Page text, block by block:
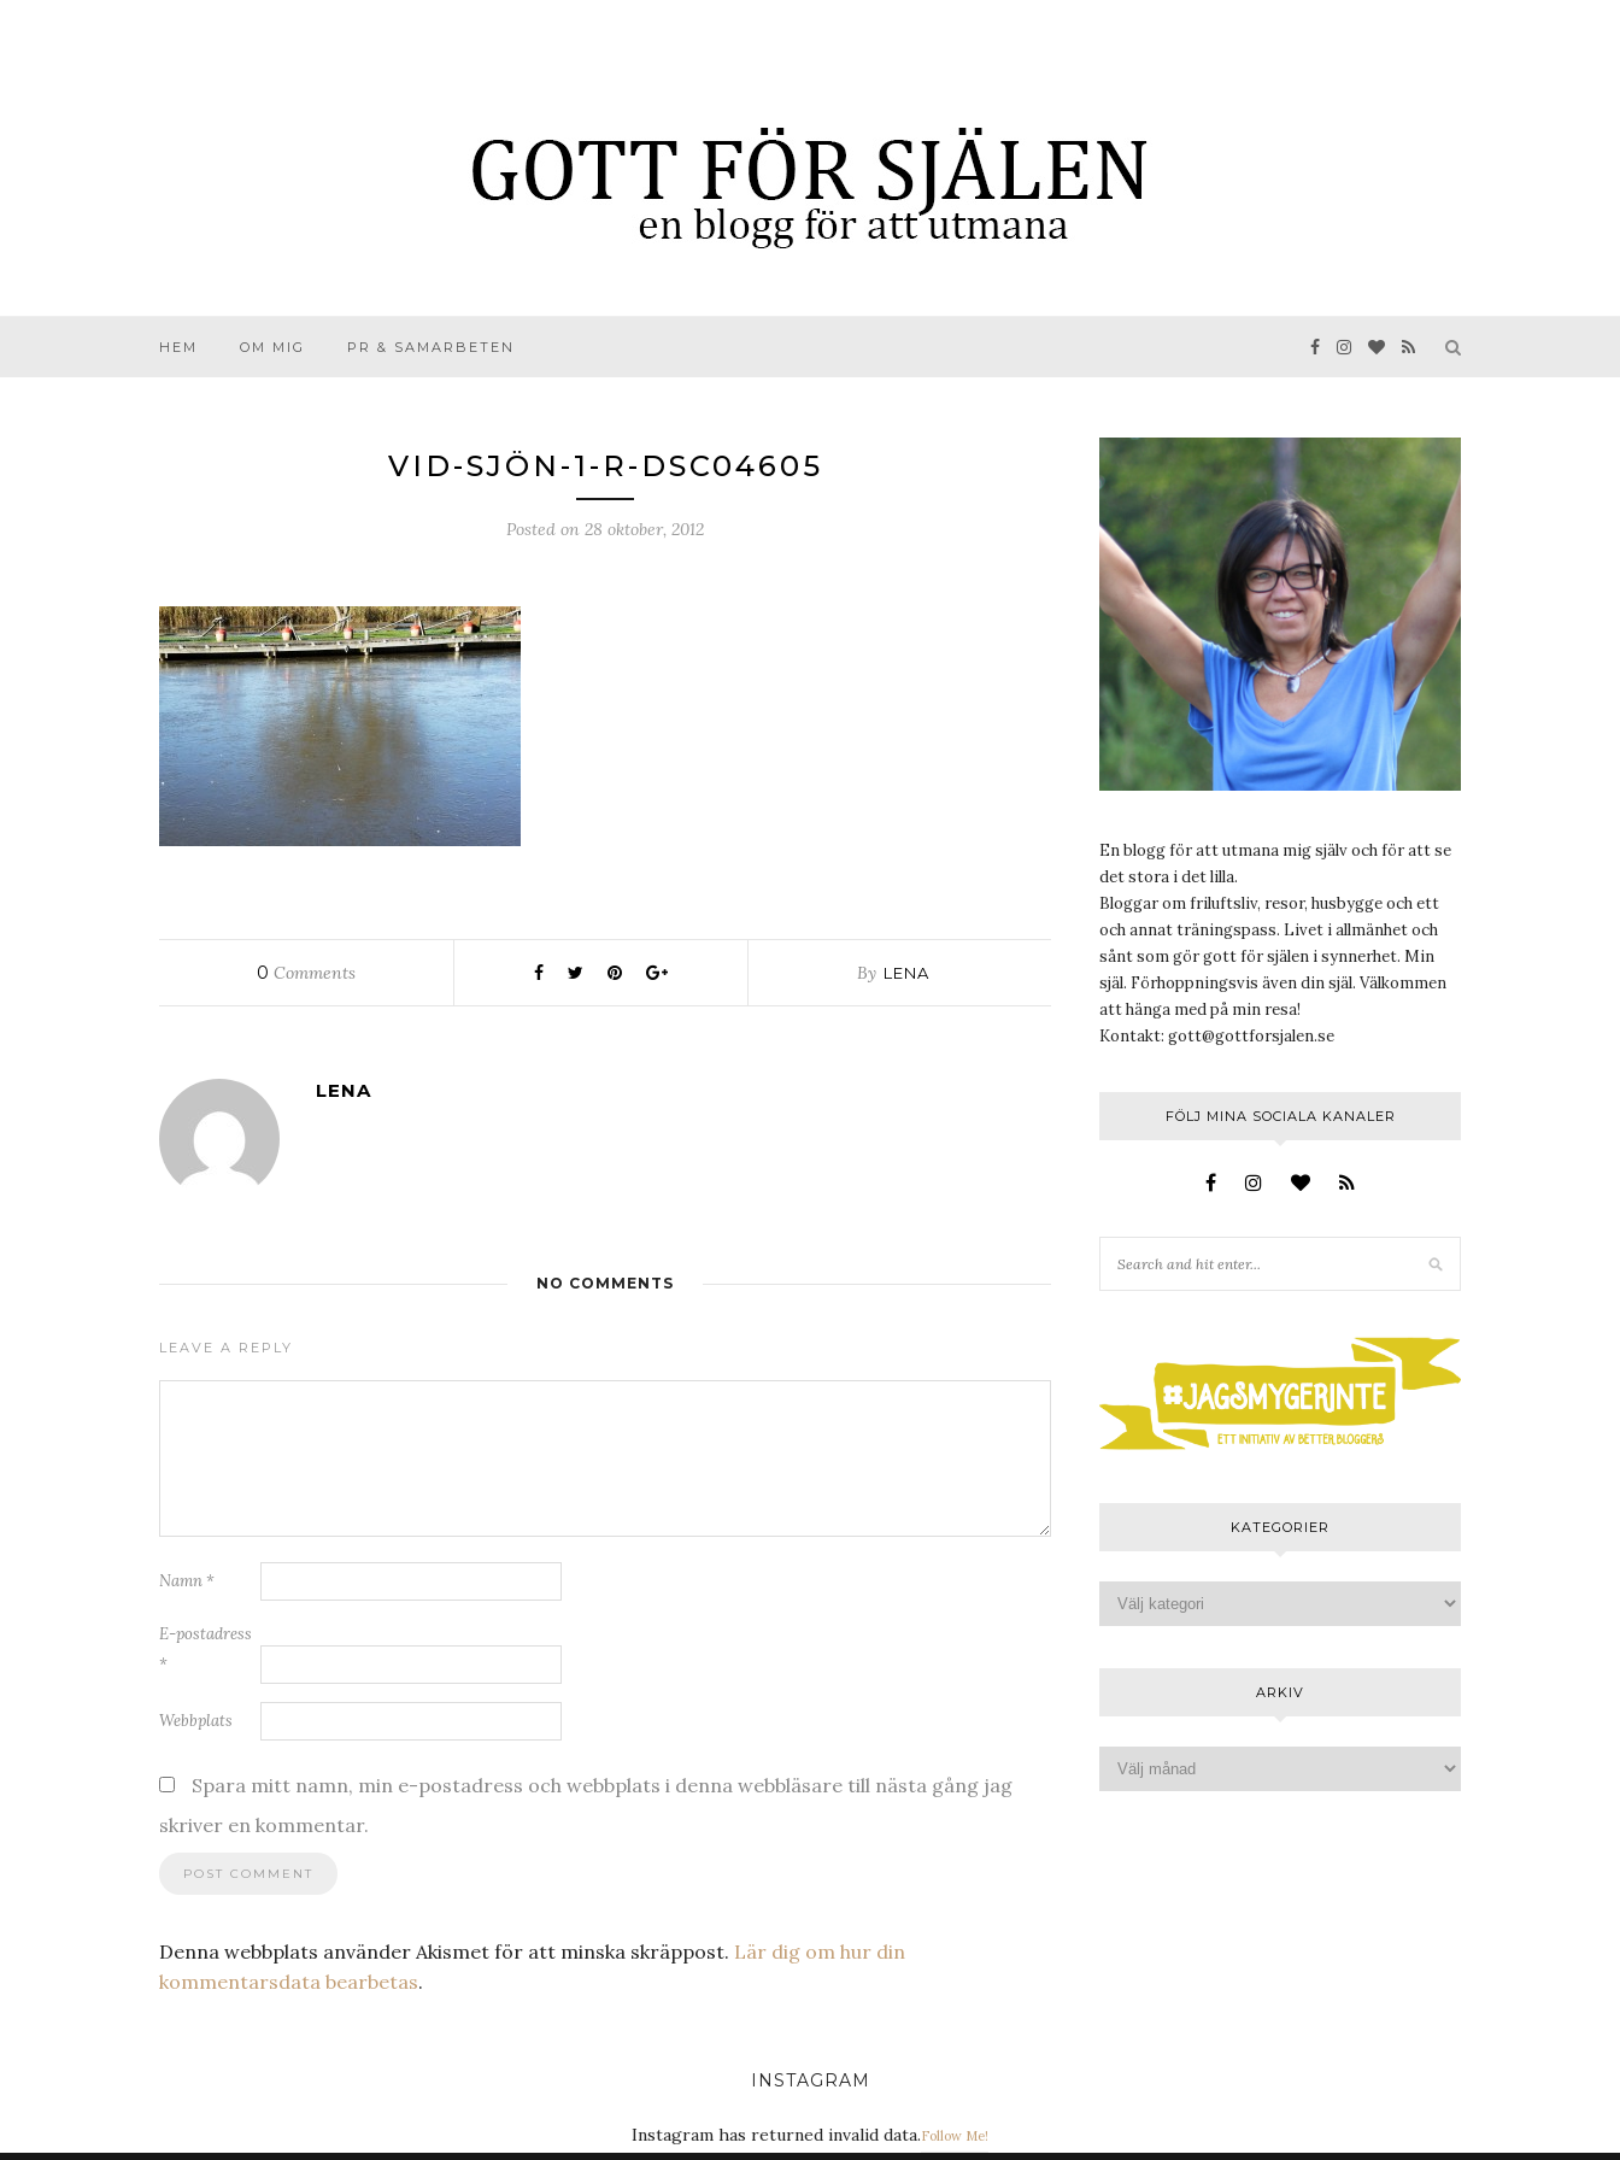
HEM OM MIG PR & SAMARBETEN
VID-SJÖN-1-R-DSC04605
Posted on 28 oktober, 2012
0 Comments By LENA
LENA
NO COMMENTS
LEAVE A REPLY
Namn *
E-postadress
*
Webbplats
Spara mitt namn, min e-postadress och webbplats i denna webbläsare till nästa gång jag
skriver en kommentar.
Denna webbplats använder Akismet för att minska skräppost. Lär dig om hur din
kommentarsdata bearbetas.
En blogg för att utmana mig själv och för att se
det stora i det lilla.
Bloggar om friluftsliv, resor, husbygge och ett
och annat träningspass. Livet i allmänhet och
sånt som gör gott för själen i synnerhet. Min
själ. Förhoppningsvis även din själ. Välkommen
att hänga med på min resa!
Kontakt: gott@gottforsjalen.se
FÖLJ MINA SOCIALA KANALER
KATEGORIER
ARKIV
INSTAGRAM
Instagram has returned invalid data.Follow Me!